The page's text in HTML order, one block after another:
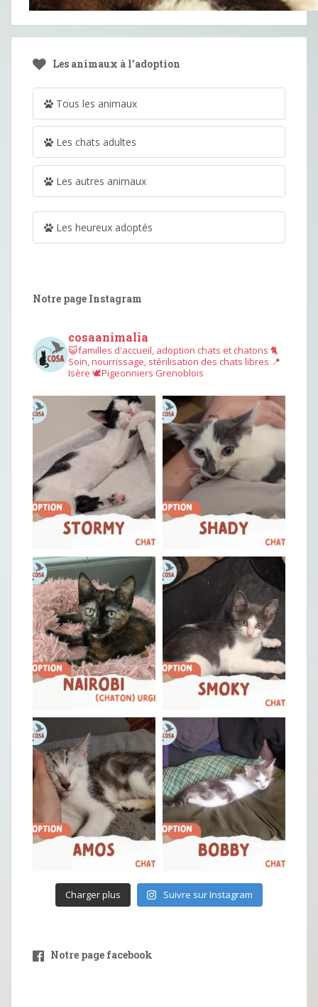
Les animaux à l’adoption
Tous les animaux
Les chats adultes
Les autres animaux
Les heureux adoptés
Notre page Instagram
cosaanimalia
😺familles d'accueil, adoption chats et chatons 🐈
Soin, nourrissage, stérilisation des chats libres 📍
Isère 🕊︎Pigeonniers Grenoblois
Charger plus Suivre sur Instagram
Notre page facebook